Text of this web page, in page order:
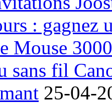
: gagnez
Mouse 3000
sans fil
25-04-